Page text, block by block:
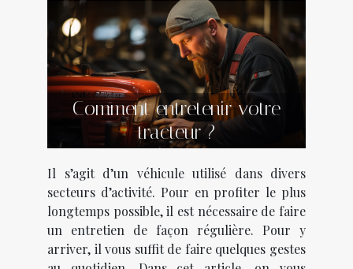
Comment entretenir votre
tracteur ?
Il s’agit d’un véhicule utilisé dans divers
secteurs d’activité. Pour en profiter le plus
longtemps possible, il est nécessaire de faire
un entretien de façon régulière. Pour y
arriver, il vous suffit de faire quelques gestes